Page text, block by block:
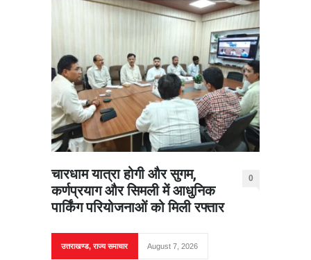
चारधाम यात्रा होगी और सुगम,
कर्णप्रयाग और सिमली में आधुनिक
पार्किंग परियोजनाओं को मिली रफ्तार
0
उत्तराखण्ड,राज्य समाचार August 7, 2026